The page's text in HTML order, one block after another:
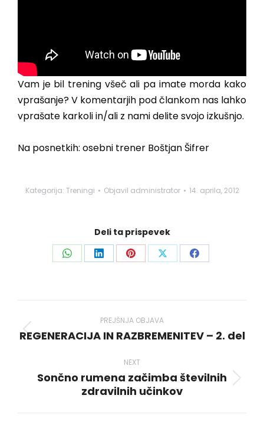
Vam je bil trening všeč ali pa imate morda kako
vprašanje? V komentarjih pod člankom nas lahko
vprašate karkoli in/ali z nami delite svojo izkušnjo.
Na posnetkih: osebni trener Boštjan Šifrer
Kategorija: Treningi Objavil administrator 14. aprila, 2012
Deli ta prispevek
Share Share Share Share Share
navigation
PREJŠNJA OBJAVA
Previous
REGENERACIJA IN RAZBREMENITEV – 2. del
NEXT
Next
Sončno rumena začimba številnih
zdravilnih učinkov